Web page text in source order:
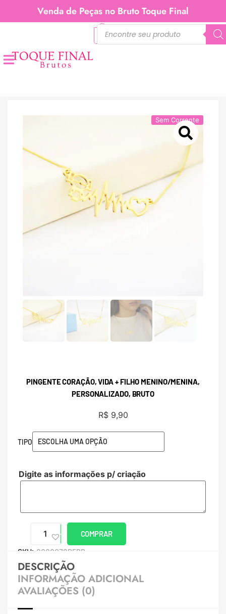
Venda de Peças no Bruto Toque Final
Sem Corrente
PINGENTE CORAÇÃO, VIDA + FILHO MENINO/MENINA,
PERSONALIZADO, BRUTO
R$9,90
TIPO
Digite as informações p/ criação
COMPRAR
SKU: 8000079PERB
DESCRIÇÃO
INFORMAÇÃO ADICIONAL
AVALIAÇÕES (0)